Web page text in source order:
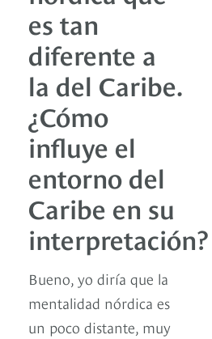
es tan
diferente a
la del Caribe.
¿Cómo
influye el
entorno del
Caribe en su
interpretación?
Bueno, yo diría que la
mentalidad nórdica es
un poco distante, muy